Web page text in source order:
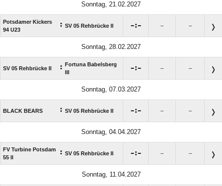
Sonntag, 21.02.2027
Potsdamer Kickers
94 U23
: SV 05 Rehbrücke II : – –
Sonntag, 28.02.2027
SV 05 Rehbrücke II :
Fortuna Babelsberg
: – –
Sonntag, 07.03.2027
BLACK BEARS : SV 05 Rehbrücke II : – –
Sonntag, 04.04.2027
FV Turbine Potsdam
55 II
: SV 05 Rehbrücke II : – –
Sonntag, 11.04.2027